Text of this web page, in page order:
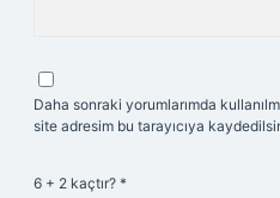
Daha sonraki yorumlarımda
site adresim bu tarayıcıya
6 + 2 kaçtır? *